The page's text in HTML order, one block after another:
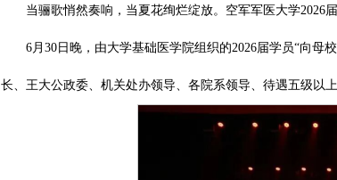
当骊歌悄然奏响，当夏花绚烂绽放。空军军医大学2026
6月30日晚，由大学基础医学院组织的2026届学员“向
长、王大公政委、机关处办领导、各院系领导、待遇五级以